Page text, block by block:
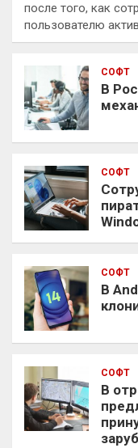
после того, как
пользователю
СОФТ
В
СОФТ
СОФТ
В
СОФТ
В